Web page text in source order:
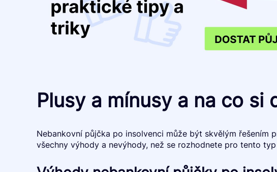
Plusy a mínusy a na co si
Nebankovní půjčka po insolvenci může být skvělým
všechny výhody a nevýhody, než se rozhodnete pro tento typ